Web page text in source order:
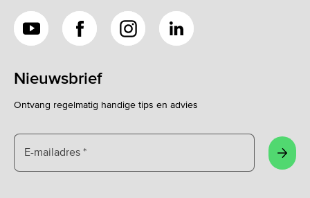
YouTube FacebookInstagramLinkedIn
Nieuwsbrief
Ontvang regelmatig handige tips en advies
E-mailadres *